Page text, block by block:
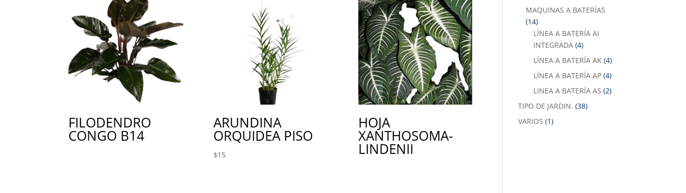
FILODENDRO
CONGO B14
ARUNDINA
ORQUIDEA PISO
$15
HOJA
XANTHOSOMA-
LINDENII
MAQUINAS A BATERÍAS
(14)
LÍNEA A BATERÍA AI
INTEGRADA (4)
LÍNEA A BATERÍA AK (4)
LÍNEA A BATERÍA AP (4)
LINEA A BATERÍA AS (2)
TIPO DE JARDIN. (38)
VARIOS (1)